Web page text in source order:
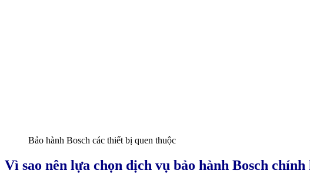
Bảo hành Bosch các thiết bị quen thuộc
Vì sao nên lựa chọn dịch vụ bảo hành Bosch chính